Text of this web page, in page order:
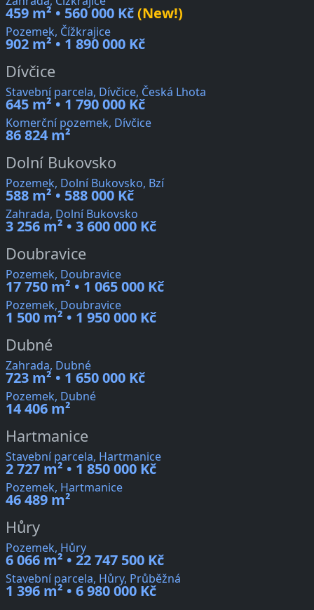
459 m² • 560 000 Kč(New!)
Pozemek, Čížkrajice
902 m² • 1 890 000 Kč
Dívčice
Stavební parcela, Dívčice, Česká Lhota
645 m² • 1 790 000 Kč
Komerční pozemek, Dívčice
86 824 m²
Dolní Bukovsko
Pozemek, Dolní Bukovsko, Bzí
588 m² • 588 000 Kč
Zahrada, Dolní Bukovsko
3 256 m² • 3 600 000 Kč
Doubravice
Pozemek, Doubravice
17 750 m² • 1 065 000 Kč
Pozemek, Doubravice
1 500 m² • 1 950 000 Kč
Dubné
Zahrada, Dubné
723 m² • 1 650 000 Kč
Pozemek, Dubné
14 406 m²
Hartmanice
Stavební parcela, Hartmanice
2 727 m² • 1 850 000 Kč
Pozemek, Hartmanice
46 489 m²
Hůry
Pozemek, Hůry
6 066 m² • 22 747 500 Kč
Stavební parcela, Hůry, Průběžná
1 396 m² • 6 980 000 Kč